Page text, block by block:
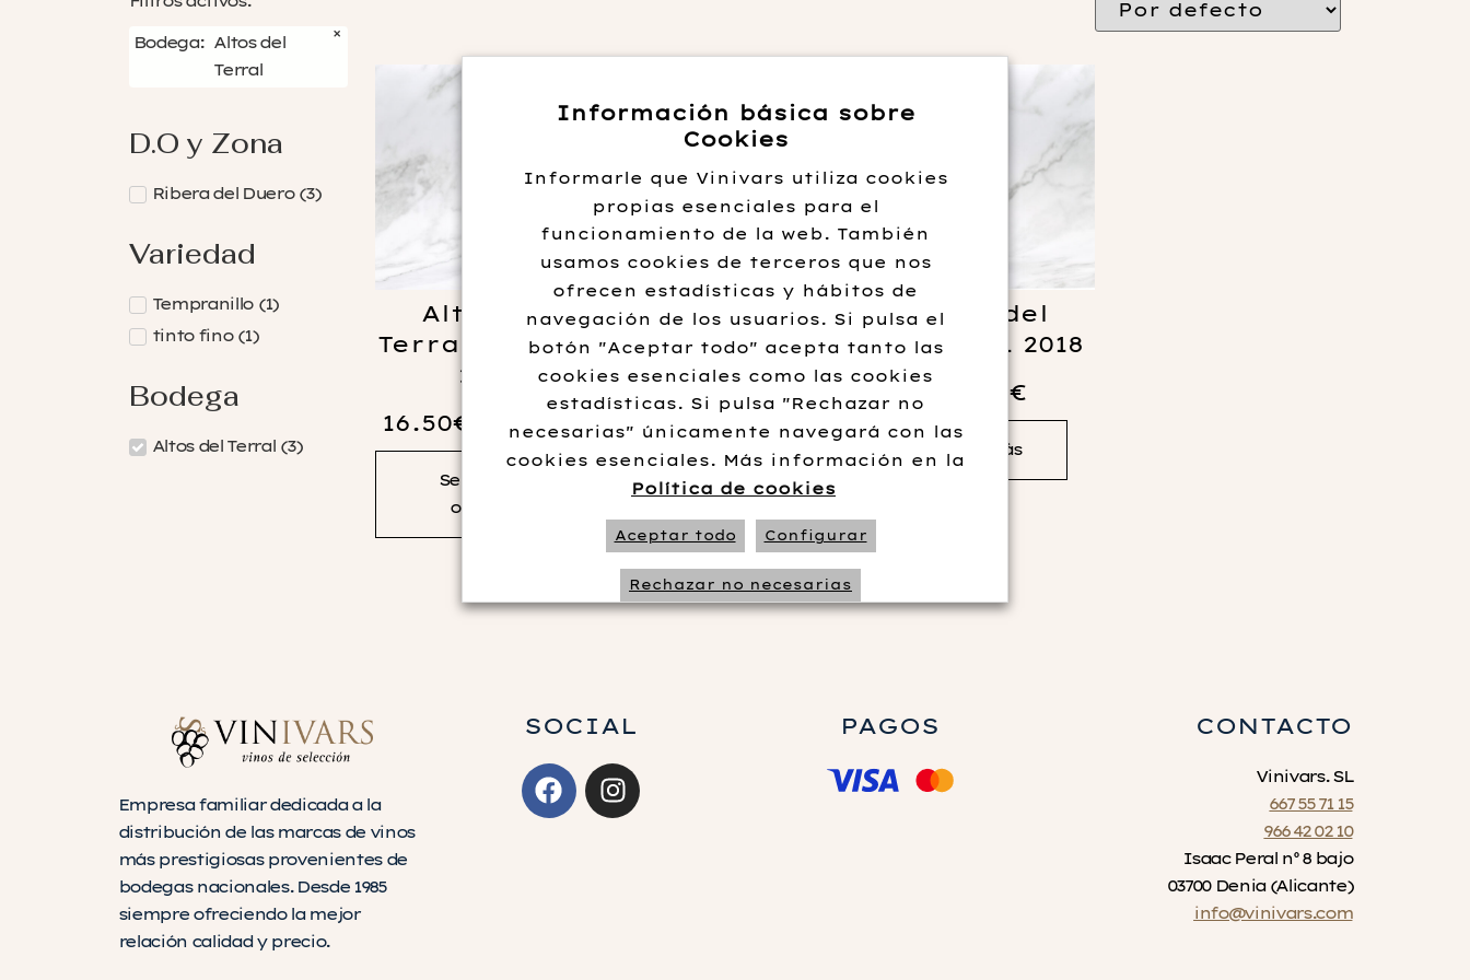
Bodega: Altos del
Terral
×
D.O y Zona
Ribera del Duero (3)
Variedad
Tempranillo (1)
tinto fino (1)
Bodega
Altos del Terral (3)
Altos del
Terral Crianza
2019
16.50€ 32.00€
Seleccionar
opciones
Altos del
Terral Cuvee
Julia 2015
43.95€
Añadir al
Altos del
Terral T1 2018
€
Leer más
Empresa familiar dedicada a la
distribución de las marcas de vinos
más prestigiosas provenientes de
bodegas nacionales. Desde 1985
siempre ofreciendo la mejor
relación calidad y precio.
SOCIAL PAGOS CONTACTO
Vinivars. SL
667 55 71 15
966 42 02 10
Isaac Peral nº 8 bajo
03700 Denia (Alicante)
info@vinivars.com
Información básica sobre
Cookies
Informarle que Vinivars utiliza cookies
propias esenciales para el
funcionamiento de la web. También
usamos cookies de terceros que nos
ofrecen estadísticas y hábitos de
navegación de los usuarios. Si pulsa el
botón "Aceptar todo" acepta tanto las
cookies esenciales como las cookies
estadísticas. Si pulsa "Rechazar no
necesarias" únicamente navegará con las
cookies esenciales. Más información en la
Política de cookies
Aceptar todo Configurar
Rechazar no necesarias